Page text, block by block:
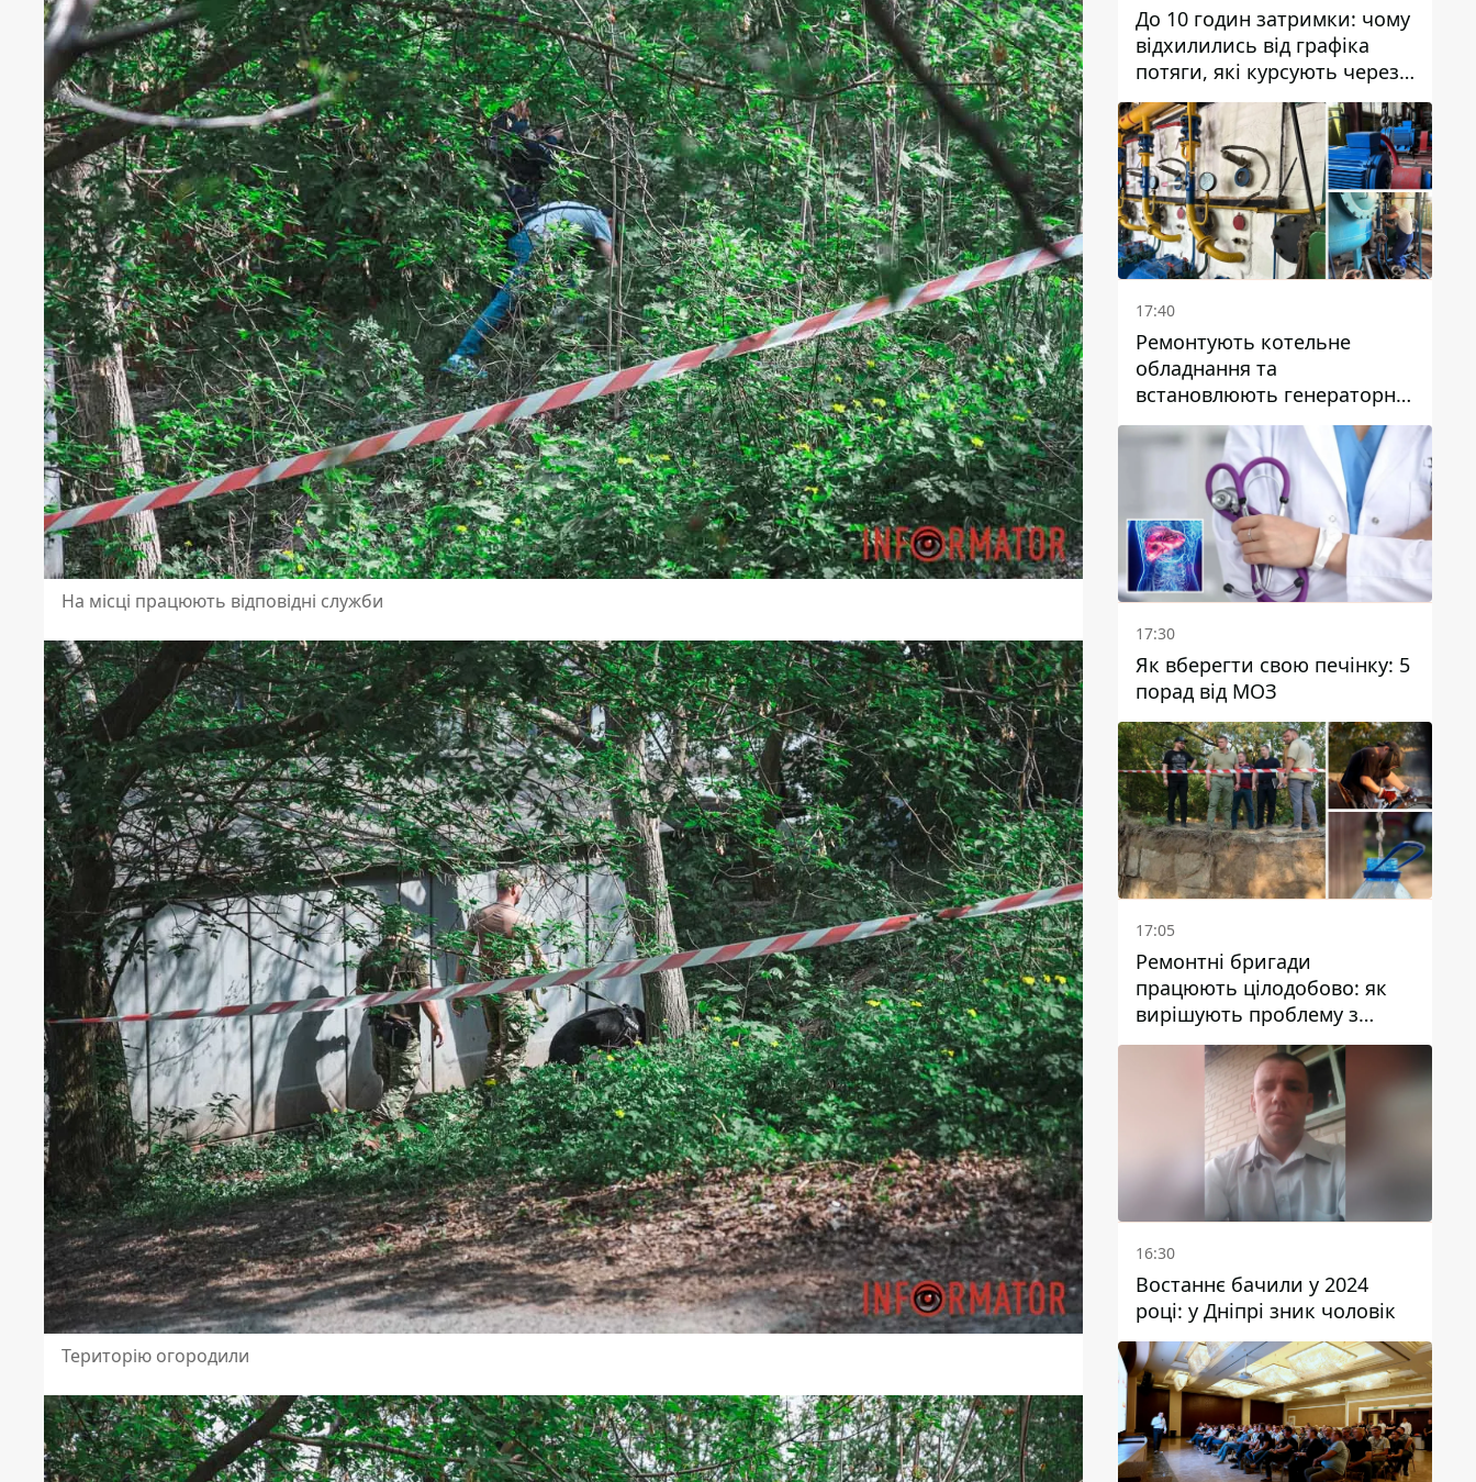
На місці працюють відповідні служби
Територію огородили
До 10 годин затримки: чому
відхилились від графіка
потяги, які курсують через
Дніпро та область
17:40
Ремонтують котельне
обладнання та
встановлюють генераторні
установки: як у Дніпрі
готуються до
опалювального сезону
17:30
Як вберегти свою печінку: 5
порад від МОЗ
17:05
Ремонтні бригади
працюють цілодобово: як
вирішують проблему з
водою у Марганецькій
громаді
16:30
Востаннє бачили у 2024
році: у Дніпрі зник чоловік